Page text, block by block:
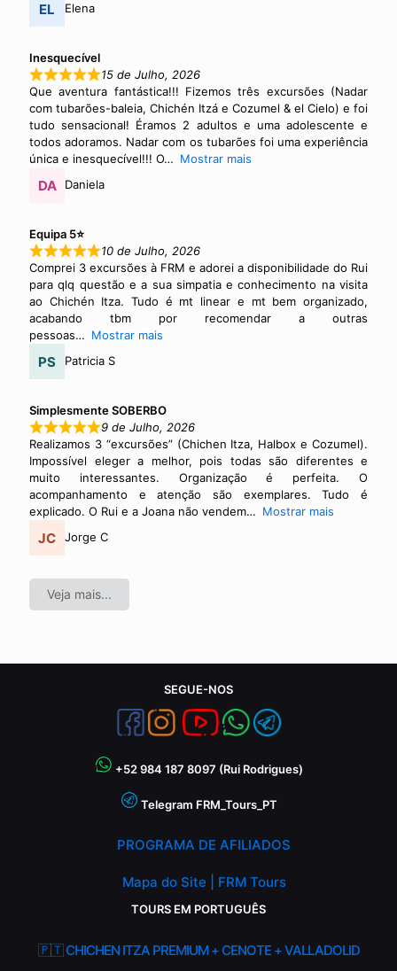
Elena
Inesquecível
15 de Julho, 2026
Que aventura fantástica!!! Fizemos três excursões (Nadar
com tubarões-baleia, Chichén Itzá e Cozumel & el Cielo) e foi
tudo sensacional! Éramos 2 adultos e uma adolescente e
todos adoramos. Nadar com os tubarões foi uma experiência
única e inesquecível!!! O
Mostrar mais
Daniela
Equipa 5⭐
10 de Julho, 2026
Comprei 3 excursões à FRM e adorei a disponibilidade do Rui
para qlq questão e a sua simpatia e conhecimento na visita
ao Chichén Itza. Tudo é mt linear e mt bem organizado,
acabando tbm por recomendar a outras
pessoas
Mostrar mais
Patricia S
Simplesmente SOBERBO
9 de Julho, 2026
Realizamos 3 “excursões” (Chichen Itza, Halbox e Cozumel).
Impossível eleger a melhor, pois todas são diferentes e
muito interessantes. Organização é perfeita. O
acompanhamento e atenção são exemplares. Tudo é
explicado. O Rui e a Joana não vendem
Mostrar mais
Jorge C
Veja mais...
SEGUE-NOS
+52 984 187 8097 (Rui Rodrigues)
Telegram FRM_Tours_PT
PROGRAMA DE AFILIADOS
Mapa do Site | FRM Tours
TOURS EM PORTUGUÊS
🇵🇹 CHICHEN ITZA PREMIUM + CENOTE + VALLADOLID